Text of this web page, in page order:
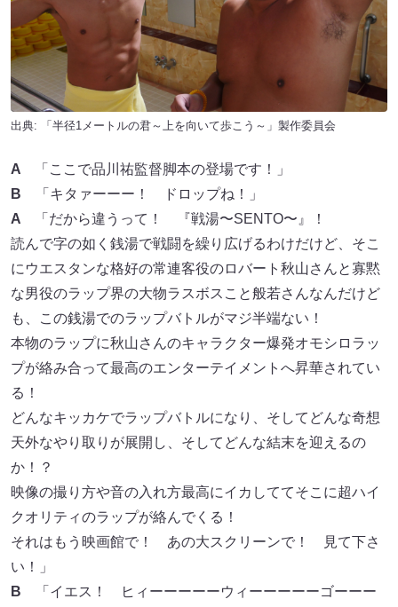
出典: 「半径1メートルの君～上を向いて歩こう～」製作委員会
A
「ここで品川祐監督脚本の登場です！」
B
「キタァーーー！ ドロップね！」
A
「だから違うって！ 『戦湯〜SENTO〜』！
読んで字の如く銭湯で戦闘を繰り広げるわけだけど、そこ
にウエスタンな格好の常連客役のロバート秋山さんと寡黙
な男役のラップ界の大物ラスボスこと般若さんなんだけど
も、この銭湯でのラップバトルがマジ半端ない！
本物のラップに秋山さんのキャラクター爆発オモシロラッ
プが絡み合って最高のエンターテイメントへ昇華されてい
る！
どんなキッカケでラップバトルになり、そしてどんな奇想
天外なやり取りが展開し、そしてどんな結末を迎えるの
か！？
映像の撮り方や音の入れ方最高にイカしててそこに超ハイ
クオリティのラップが絡んでくる！
それはもう映画館で！ あの大スクリーンで！ 見て下さ
い！」
B
「イエス！ ヒィーーーーーウィーーーーーゴーーー